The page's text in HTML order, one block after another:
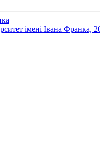
імені Івана Франка,